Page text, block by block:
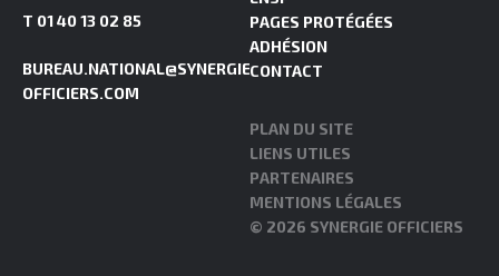
T 01 40 13 02 85
BUREAU.NATIONAL@SYNERGIE-
OFFICIERS.COM
PAGES PROTÉGÉES
ADHÉSION
CONTACT
PLAN DU SITE
LIENS UTILES
PARTENAIRES
MENTIONS LÉGALES
© 2026 SYNERGIE OFFICIERS